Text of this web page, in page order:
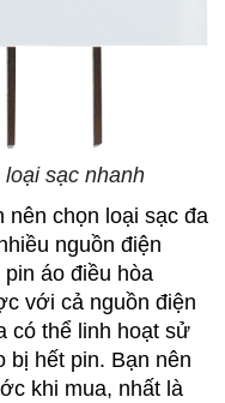
sạc nhanh
nên chọn loại sạc đa
nguồn điện
áo điều hòa
với cả nguồn điện
có thể linh hoạt sử
bị hết pin. Bạn nên
khi mua, nhất là